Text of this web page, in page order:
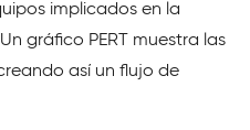
implicados en la
gráfico PERT muestra las
así un flujo de